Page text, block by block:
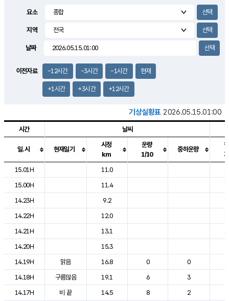
1.8m/s
요소
지역
날짜
이전자료 -12시간 -3시간 -1시간 현재
+1시간 +3시간 +12시간
기상실황표 2026.05.15.01:00
도시별 기상실황표로 지점, 날씨, 기온, 강수, 바람, 기압등을 안내한 표입
시간 날씨
일.시 현재일기
시정
km
운량
1/10
중하운량
15.01H
11.0
15.00H
11.4
14.23H
9.2
14.22H
12.0
14.21H
13.1
14.20H
15.3
14.19H
맑음 16.8 0 0
14.18H
구름많음 19.1 6 3
14.17H
비 끝 14.5 8 2